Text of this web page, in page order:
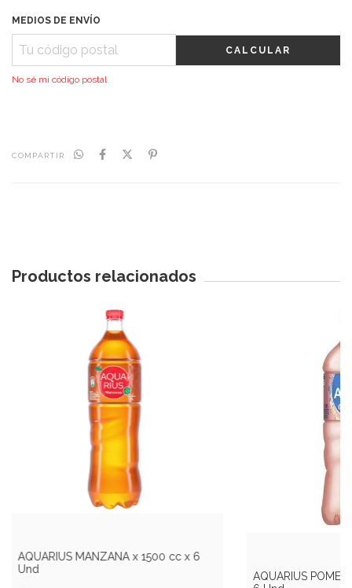
MEDIOS DE ENVÍO
CALCULAR
No sé mi código postal
COMPARTIR
Productos relacionados
AQUARIUS MANZANA x 1500 cc x 6
Und
AQUARIUS